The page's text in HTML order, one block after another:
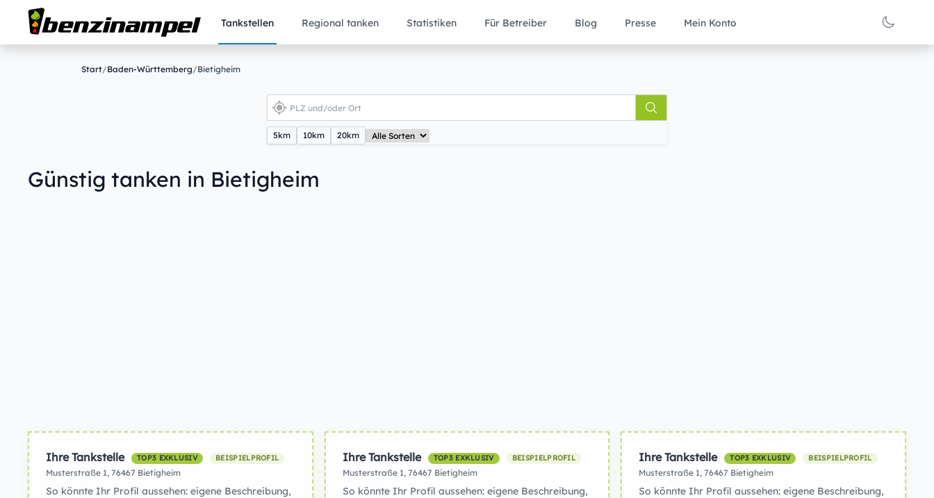
Tankstellen Regional tanken Statistiken Für Betreiber Blog Presse Mein Konto
Start/Baden-Württemberg/Bietigheim
5km 10km 20km
Günstig tanken in Bietigheim
Ihre Tankstelle TOP3 EXKLUSIV BEISPIELPROFIL
Musterstraße 1, 76467 Bietigheim
So könnte Ihr Profil aussehen: eigene Beschreibung,
Ihre Tankstelle TOP3 EXKLUSIV BEISPIELPROFIL
Musterstraße 1, 76467 Bietigheim
So könnte Ihr Profil aussehen: eigene Beschreibung,
Ihre Tankstelle TOP3 EXKLUSIV BEISPIELPROFIL
Musterstraße 1, 76467 Bietigheim
So könnte Ihr Profil aussehen: eigene Beschreibung,